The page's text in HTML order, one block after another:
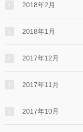
2018年2月
2018年1月
2017年12月
2017年11月
2017年10月